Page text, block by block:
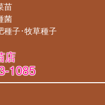
苗
菌
種子･牧草種子
店
1085